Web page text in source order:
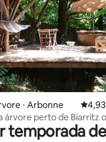
⋅ Arbonne 4,93
árvore perto de Biarritz
temporada